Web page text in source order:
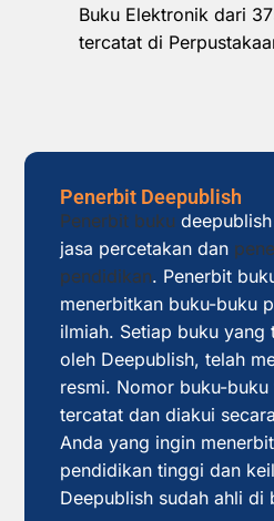
Buku Elektronik dari
tercatat di
Penerbit Deepublish
Penerbit buku
jasa percetakan dan
pendidikan. Penerbit
menerbitkan buku-buku
ilmiah. Setiap buku yang
oleh Deepublish, telah
resmi. Nomor buku-buku
tercatat dan diakui
Anda yang ingin
pendidikan tinggi dan
Deepublish sudah ahli di